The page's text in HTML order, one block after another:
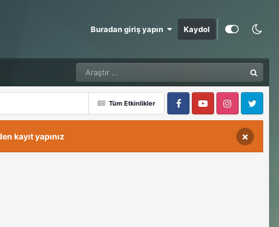
Buradan giriş yapın Kaydol
Tüm Etkinlikler
FacebookYoutube InstagramTwitter
kayıt yapınız ×